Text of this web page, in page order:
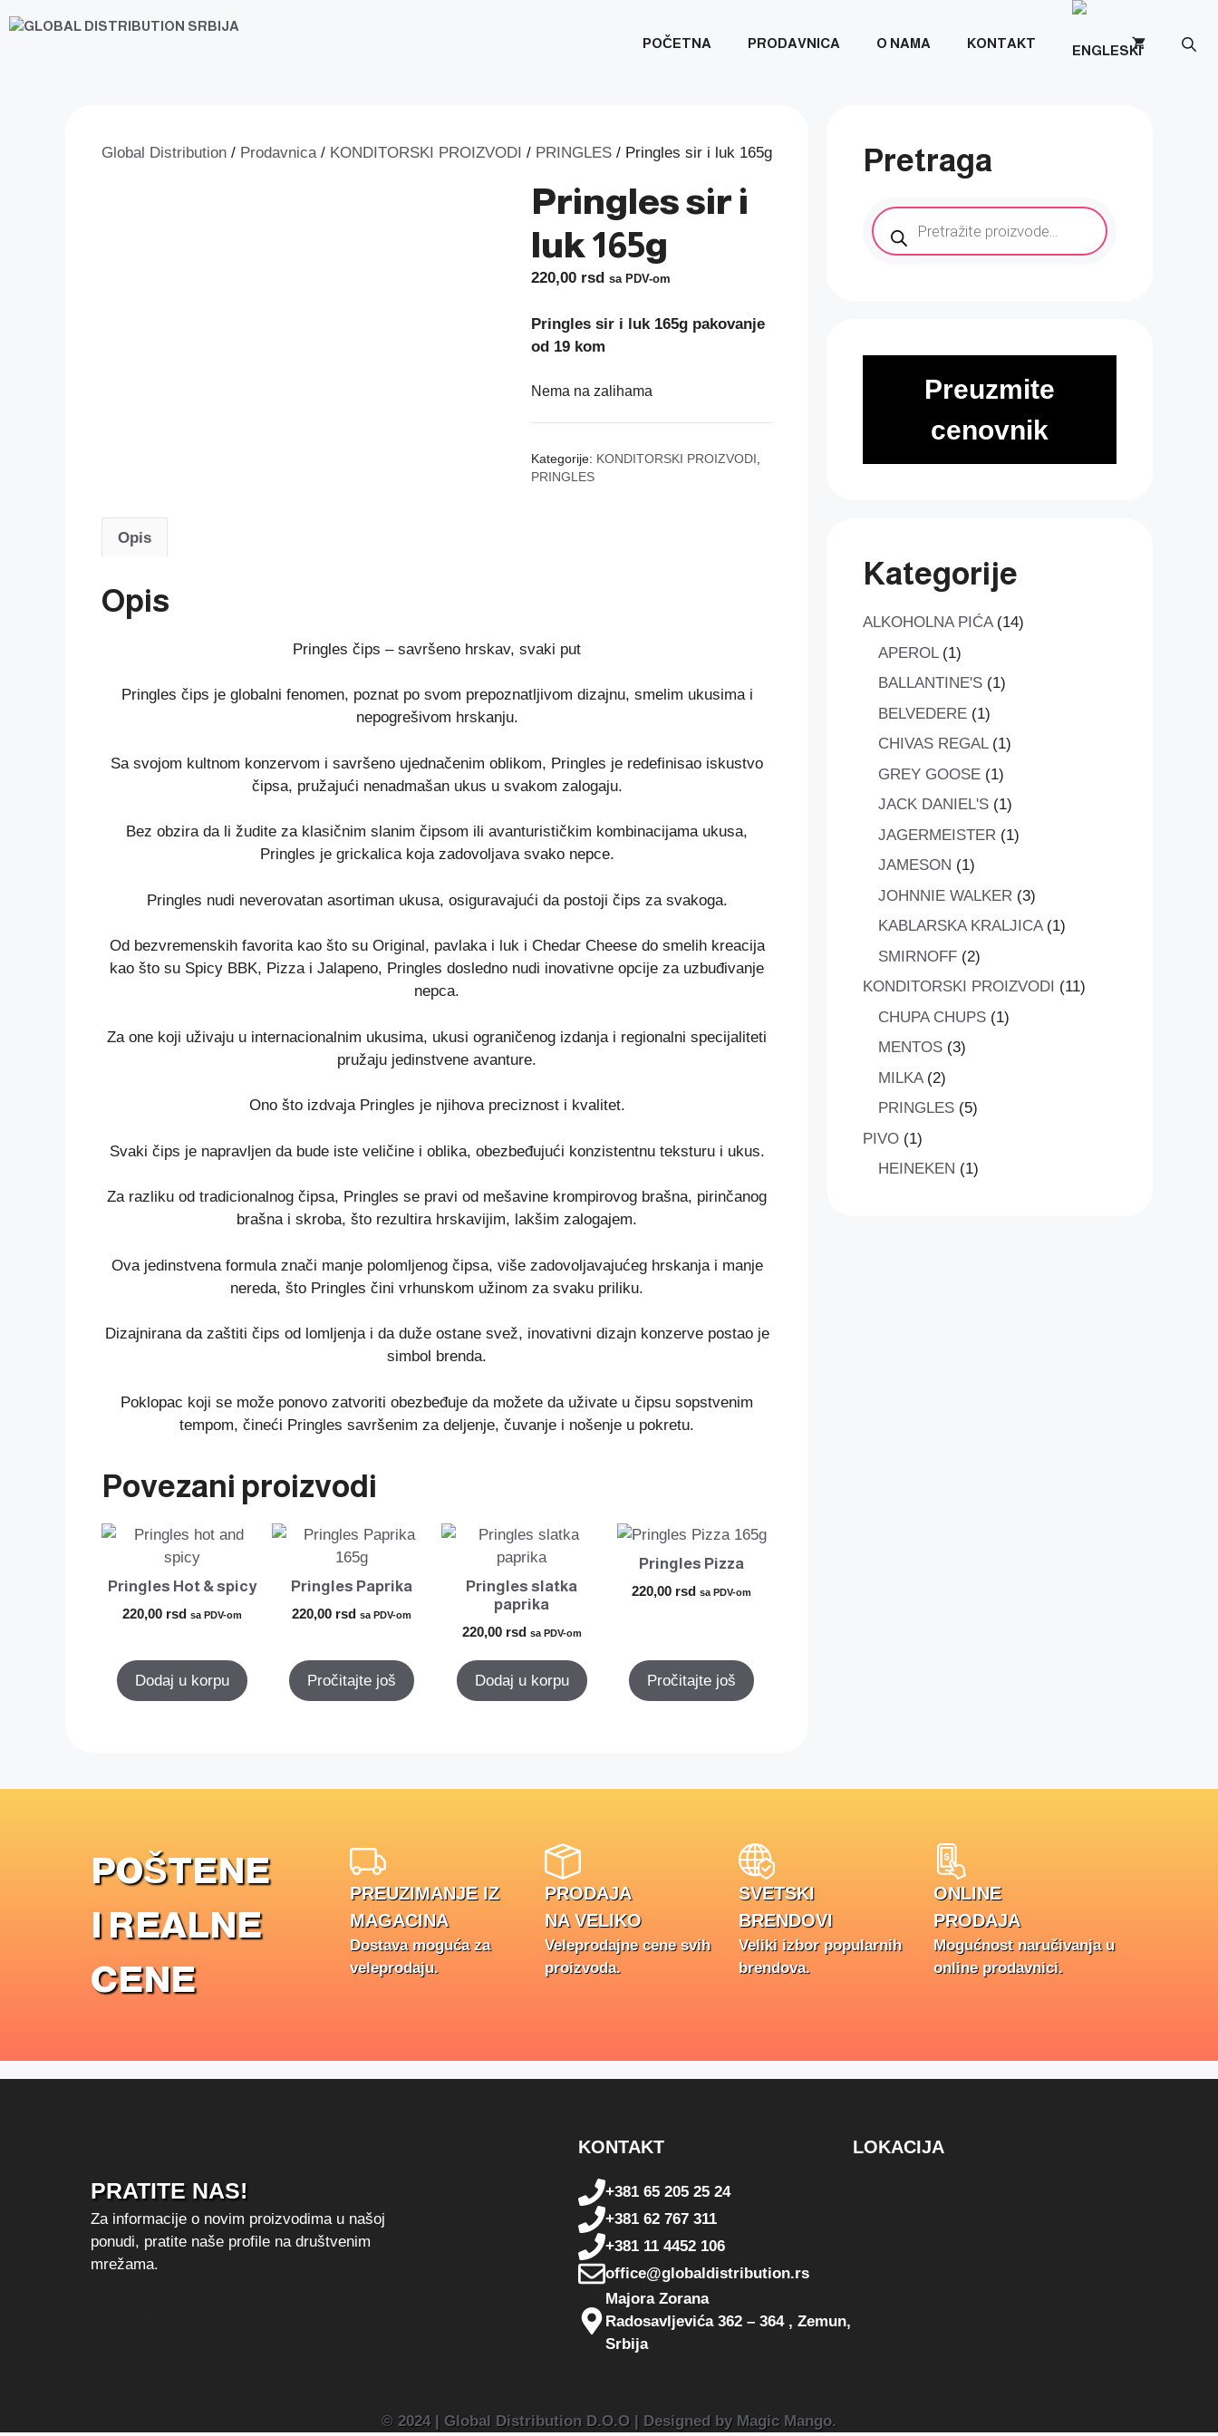
to
POČETNA PRODAVNICA O NAMA KONTAKT
Global Distribution / Prodavnica/ KONDITORSKI PROIZVODI / PRINGLES / Pringles sir i luk 165g
Pringles sir i
luk 165g
220,00 rsd sa PDV-om
Pringles sir i luk 165g pakovanje
od 19 kom
Nema na zalihama
Kategorije: KONDITORSKI PROIZVODI ,
PRINGLES
Opis
Opis
Pringles čips – savršeno hrskav, svaki put
Pringles čips je globalni fenomen, poznat po svom prepoznatljivom dizajnu, smelim ukusima i
nepogrešivom hrskanju.
Sa svojom kultnom konzervom i savršeno ujednačenim oblikom, Pringles je redefinisao iskustvo
čipsa, pružajući nenadmašan ukus u svakom zalogaju.
Bez obzira da li žudite za klasičnim slanim čipsom ili avanturističkim kombinacijama ukusa,
Pringles je grickalica koja zadovoljava svako nepce.
Pringles nudi neverovatan asortiman ukusa, osiguravajući da postoji čips za svakoga.
Od bezvremenskih favorita kao što su Original, pavlaka i luk i Chedar Cheese do smelih kreacija
kao što su Spicy BBK, Pizza i Jalapeno, Pringles dosledno nudi inovativne opcije za uzbuđivanje
nepca.
Za one koji uživaju u internacionalnim ukusima, ukusi ograničenog izdanja i regionalni specijaliteti
pružaju jedinstvene avanture.
Ono što izdvaja Pringles je njihova preciznost i kvalitet.
Svaki čips je napravljen da bude iste veličine i oblika, obezbeđujući konzistentnu teksturu i ukus.
Za razliku od tradicionalnog čipsa, Pringles se pravi od mešavine krompirovog brašna, pirinčanog
brašna i skroba, što rezultira hrskavijim, lakšim zalogajem.
Ova jedinstvena formula znači manje polomljenog čipsa, više zadovoljavajućeg hrskanja i manje
nereda, što Pringles čini vrhunskom užinom za svaku priliku.
Dizajnirana da zaštiti čips od lomljenja i da duže ostane svež, inovativni dizajn konzerve postao je
simbol brenda.
Poklopac koji se može ponovo zatvoriti obezbeđuje da možete da uživate u čipsu sopstvenim
tempom, čineći Pringles savršenim za deljenje, čuvanje i nošenje u pokretu.
Povezani proizvodi
Pringles Hot & spicy
220,00 rsd sa PDV-om
Dodaj u korpu
Pringles Paprika
220,00 rsd sa PDV-om
Pročitajte još
Pringles slatka
paprika
220,00 rsd sa PDV-om
Dodaj u korpu
Pringles Pizza
220,00 rsd sa PDV-om
Pročitajte još
Pretraga
Products
search
Preuzmite
cenovnik
Kategorije
ALKOHOLNA PIĆA 1414
APEROL 11
proizvod
BALLANTINE'S 11
BELVEDERE 11
proizvod
CHIVAS REGAL 11
GREY GOOSE 11
proizvod
JACK DANIEL'S 11
proizvod
JAGERMEISTER 11
JAMESON 11
proizvod
JOHNNIE WALKER 33
proizvoda
KABLARSKA KRALJICA 11
SMIRNOFF 22
proizvoda
KONDITORSKI PROIZVODI 1111
CHUPA CHUPS 11
MENTOS 33
MILKA 22
proizvoda
PRINGLES 55
PIVO 11
proizvod
HEINEKEN 11
POŠTENE
I REALNE
CENE
PREUZIMANJE IZ
MAGACINA
Dostava moguća za
veleprodaju.
PRODAJA
NA VELIKO
Veleprodajne cene svih
proizvoda.
SVETSKI
BRENDOVI
Veliki izbor popularnih
brendova.
ONLINE
PRODAJA
Mogućnost naručivanja u
online prodavnici.
PRATITE NAS!
Za informacije o novim proizvodima u našoj
ponudi, pratite naše profile na društvenim
mrežama.
KONTAKT
+381 65 205 25 24
+381 62 767 311
+381 11 4452 106
office@globaldistribution.rs
Majora Zorana
Radosavljevića 362 – 364 , Zemun,
Srbija
LOKACIJA
© 2024 | Global Distribution D.O.O | Designed by Magic Mango.